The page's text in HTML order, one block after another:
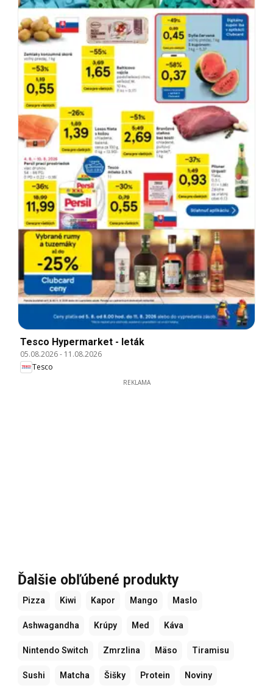
Tesco Hypermarket - leták
05.08.2026- 11.08.2026
Tesco
REKLAMA
Ďalšie obľúbené produkty
Pizza Kiwi Kapor Mango Maslo
Ashwagandha Krúpy Med Káva
Nintendo Switch Zmrzlina Mäso Tiramisu
Sushi Matcha Šišky Protein Noviny